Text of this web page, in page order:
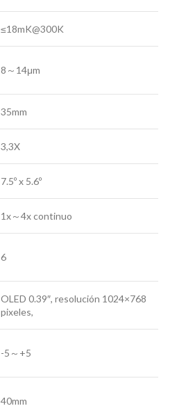
≤18mK@300K
8～14μm
35mm
3,3X
7.5º x 5.6º
1x～4x continuo
6
OLED 0.39″, resolución 1024×768
pixeles,
-5～+5
40mm